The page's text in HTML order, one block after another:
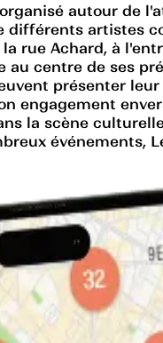
autour de
artistes
rue Achard, à
centre de ses
présenter
engagement
la scène